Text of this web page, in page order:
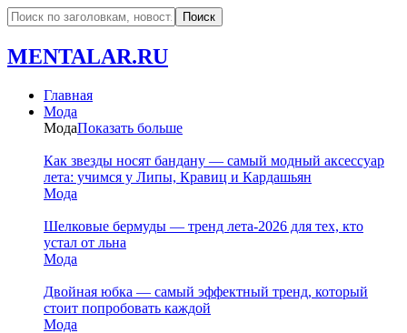
MENTALAR.RU
Главная
Мода
МодаПоказать больше
Как звезды носят бандану — самый модный аксессуар
лета: учимся у Липы, Кравиц и Кардашьян
Мода
Шелковые бермуды — тренд лета-2026 для тех, кто
устал от льна
Мода
Двойная юбка — самый эффектный тренд, который
стоит попробовать каждой
Мода